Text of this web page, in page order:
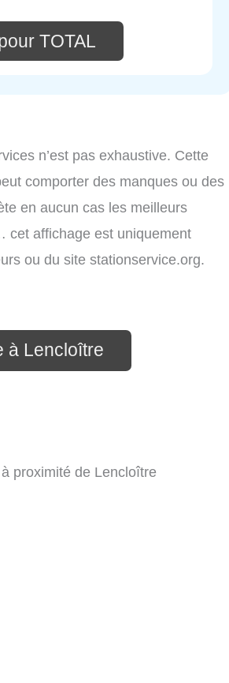
TOTAL
n’est pas exhaustive. Cette
comporter des manques ou des
en aucun cas les meilleurs
cet affichage est uniquement
ou du site stationservice.org.
à Lencloître
proximité de Lencloître